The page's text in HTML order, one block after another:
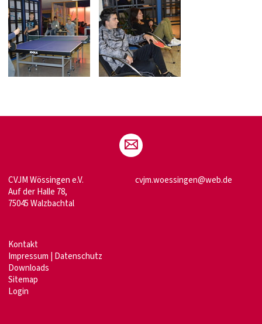
CVJM Wössingen e.V.
Auf der Halle 78,
75045 Walzbachtal
cvjm.woessingen@web.de
Kontakt
Impressum Datenschutz
Downloads
Sitemap
Login